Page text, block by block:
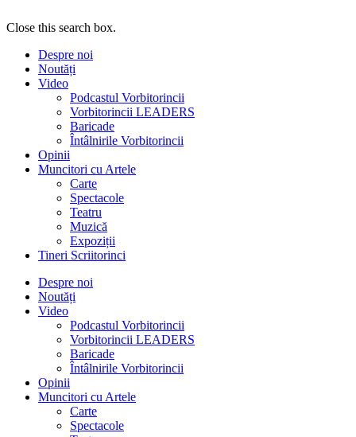
Close this search box.
Despre noi
Noutăți
Video
Podcastul Vorbitorincii
Vorbitorincii LEADERS
Baricade
Întâlnirile Vorbitorincii
Opinii
Muncitori cu Artele
Carte
Spectacole
Teatru
Muzică
Expoziții
Tineri Scriitorinci
Despre noi
Noutăți
Video
Podcastul Vorbitorincii
Vorbitorincii LEADERS
Baricade
Întâlnirile Vorbitorincii
Opinii
Muncitori cu Artele
Carte
Spectacole